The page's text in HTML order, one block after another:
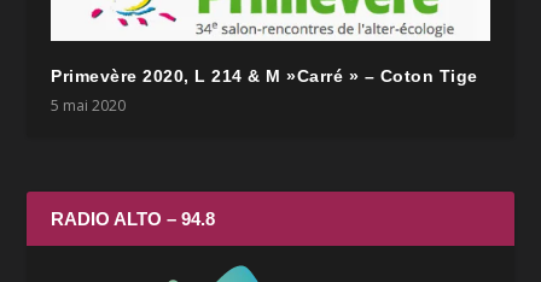
Primevère 2020, L 214 & M »Carré » – Coton Tige
5 mai 2020
RADIO ALTO – 94.8